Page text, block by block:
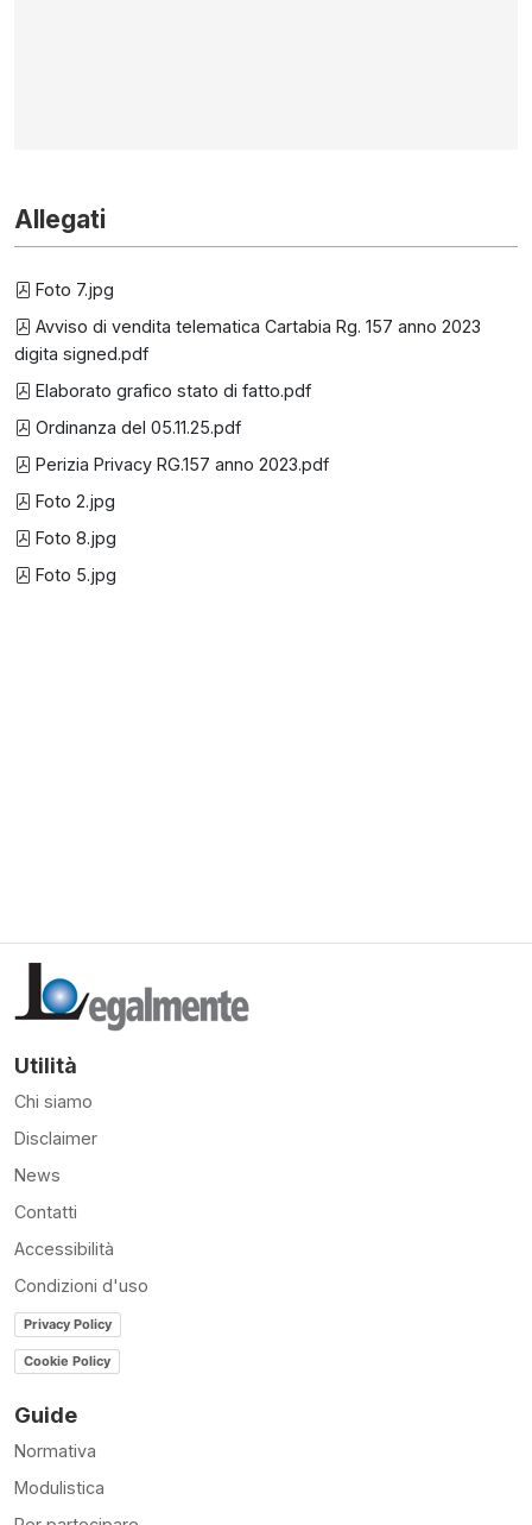
Allegati
Foto 7.jpg
Avviso di vendita telematica Cartabia Rg. 157 anno 2023
digita signed.pdf
Elaborato grafico stato di fatto.pdf
Ordinanza del 05.11.25.pdf
Perizia Privacy RG.157 anno 2023.pdf
Foto 2.jpg
Foto 8.jpg
Foto 5.jpg
Utilità
Chi siamo
Disclaimer
News
Contatti
Accessibilità
Condizioni d'uso
Privacy Policy
Cookie Policy
Guide
Normativa
Modulistica